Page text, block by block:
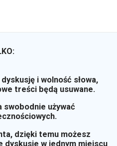
i wolność słowa,
treści będą usuwane.
swobodnie używać
dzięki temu możesz
dyskusje w jednym miejscu